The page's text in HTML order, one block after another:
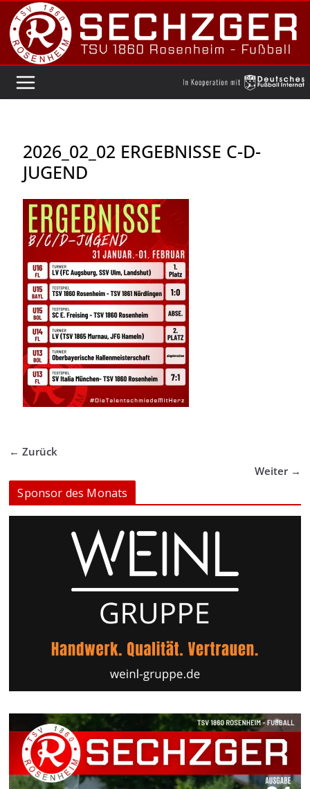
Zum
Inhalt
springen
2026_02_02 ERGEBNISSE C-D-
JUGEND
← Zurück
Weiter →
Sponsor des Monats